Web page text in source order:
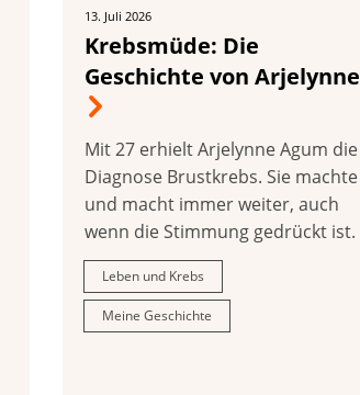
13. Juli 2026
Krebsmüde: Die
Geschichte von Arjelynne
Mit 27 erhielt Arjelynne Agum die
Diagnose Brustkrebs. Sie machte
und macht immer weiter, auch
wenn die Stimmung gedrückt ist.
Leben und Krebs
Meine Geschichte